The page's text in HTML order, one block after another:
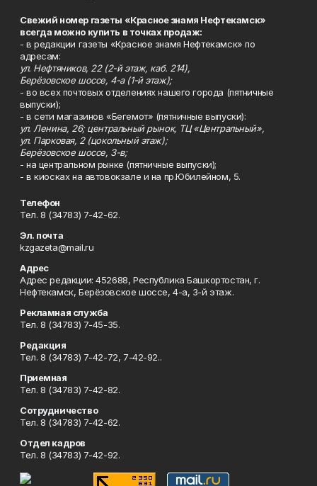
Свежий номер газеты «Красное знамя Нефтекамск»
всегда можно купить в точках продаж:
- в редакции газеты «Красное знамя Нефтекамск» по
адресам:
ул. Нефтяников, 22 (2-й этаж, каб. 214),
Берёзовское шоссе, 4-а (1-й этаж);
- во всех почтовых отделениях нашего города (пятничные
выпуски);
- в сети магазинов «Бегемот» (пятничные выпуски):
ул. Ленина, 26; центральный рынок, ТЦ «Центральный»,
ул. Парковая, 2 (цокольный этаж);
Берёзовское шоссе, 3-в;
- на центральном рынке (пятничные выпуски);
- в киосках на автовокзале и на пр.Юбилейном, 5.
Телефон
Тел. 8 (34783) 7-42-62.
Эл. почта
kzgazeta@mail.ru
Адрес
Адрес редакции: 452688, Республика Башкортостан, г.
Нефтекамск, Берёзовское шоссе, 4-а, 3-й этаж.
Рекламная служба
Тел. 8 (34783) 7-45-35.
Редакция
Тел. 8 (34783) 7-42-72, 7-42-92..
Приемная
Тел. 8 (34783) 7-42-82.
Сотрудничество
Тел. 8 (34783) 7-42-62.
Отдел кадров
Тел. 8 (34783) 7-42-92.